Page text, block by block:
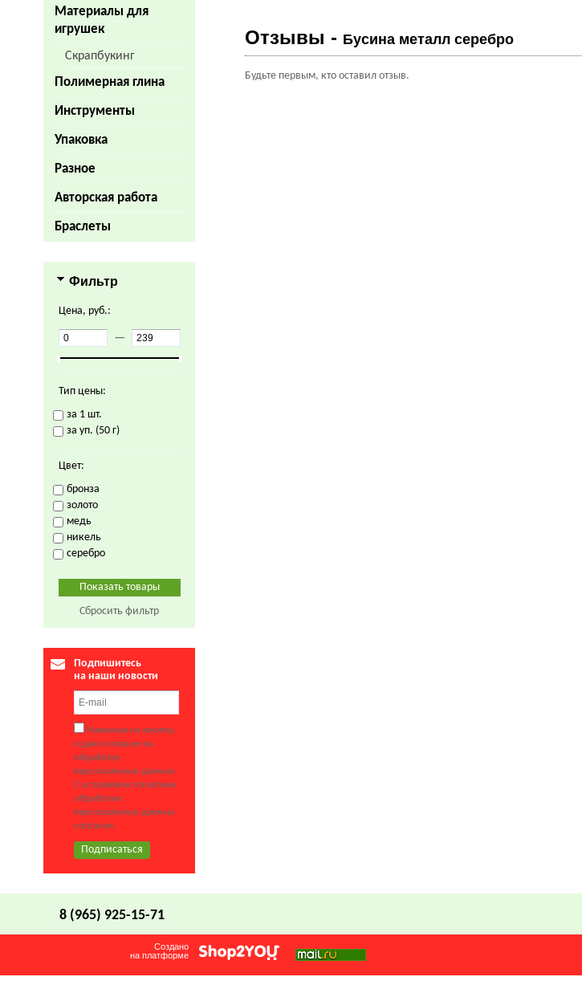
Материалы для
игрушек
Скрапбукинг
Полимерная глина
Инструменты
Упаковка
Разное
Авторская работа
Браслеты
Фильтр
Цена, руб.:
—
Тип цены:
за 1 шт.
за уп. (50 г)
Цвет:
бронза
золото
медь
никель
серебро
Сбросить фильтр
Подпишитесь
на наши новости
Нажимая на кнопку,
я даю согласие на
обработку
персональных данных.
С условиями политики
обработки
персональных данных
согласен.
Отзывы - Бусина металл серебро
Будьте первым, кто оставил отзыв.
8 (965) 925-15-71
Создано
на платформе